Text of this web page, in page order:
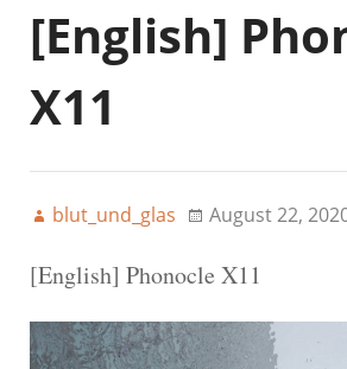
[English]
X11
blut_und_glas August 22,
[English] Phonocle X11